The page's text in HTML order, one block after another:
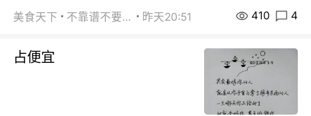
美食天下 不靠谱不要联系 昨天20:51 410 4
占便宜